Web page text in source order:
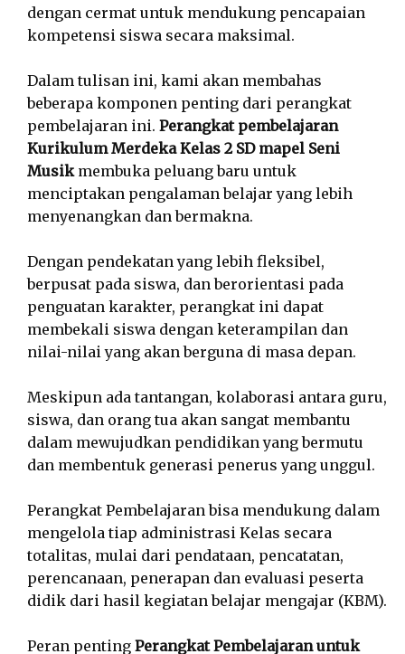
dengan cermat untuk mendukung pencapaian
kompetensi siswa secara maksimal.
Dalam tulisan ini, kami akan membahas
beberapa komponen penting dari perangkat
pembelajaran ini. Perangkat pembelajaran
Kurikulum Merdeka Kelas 2 SD mapel Seni
Musikmembuka peluang baru untuk
menciptakan pengalaman belajar yang lebih
menyenangkan dan bermakna.
Dengan pendekatan yang lebih fleksibel,
berpusat pada siswa, dan berorientasi pada
penguatan karakter, perangkat ini dapat
membekali siswa dengan keterampilan dan
nilai-nilai yang akan berguna di masa depan.
Meskipun ada tantangan, kolaborasi antara guru,
siswa, dan orang tua akan sangat membantu
dalam mewujudkan pendidikan yang bermutu
dan membentuk generasi penerus yang unggul.
Perangkat Pembelajaran bisa mendukung dalam
mengelola tiap administrasi Kelas secara
totalitas, mulai dari pendataan, pencatatan,
perencanaan, penerapan dan evaluasi peserta
didik dari hasil kegiatan belajar mengajar (KBM).
Peran penting Perangkat Pembelajaran untuk